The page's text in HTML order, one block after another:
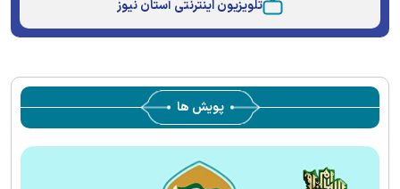
تلویزیون اینترنتی آستان نیوز
پویش ها